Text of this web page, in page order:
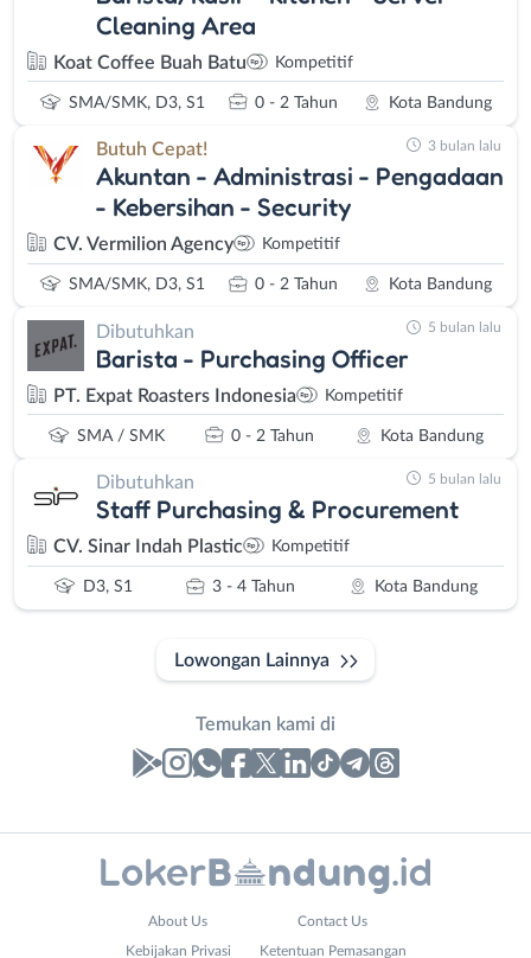
Cleaning Area
Koat Coffee Buah Batu Kompetitif
SMA/SMK, D3, S1 0 - 2 Tahun Kota Bandung
Butuh Cepat!
Akuntan - Administrasi - Pengadaan
- Kebersihan - Security
CV. Vermilion Agency Kompetitif
SMA/SMK, D3, S1 0 - 2 Tahun Kota Bandung
3 bulan lalu
Dibutuhkan
Barista - Purchasing Officer
PT. Expat Roasters Indonesia Kompetitif
SMA / SMK 0 - 2 Tahun Kota Bandung
5 bulan lalu
Dibutuhkan
Staff Purchasing & Procurement
CV. Sinar Indah Plastic Kompetitif
D3, S1 3 - 4 Tahun Kota Bandung
5 bulan lalu
Lowongan Lainnya
Temukan kami di
Lowongan
About Us Contact Us
Kebijakan Privasi Ketentuan Pemasangan